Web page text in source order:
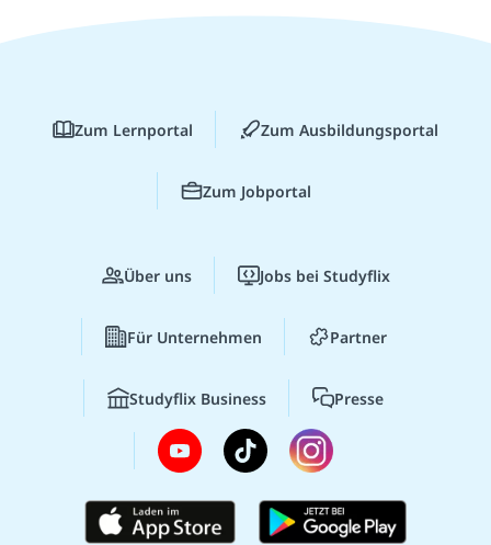
Zum Lernportal Zum Ausbildungsportal
Zum Jobportal
Über uns Jobs bei Studyflix
Für Unternehmen Partner
Studyflix Business Presse